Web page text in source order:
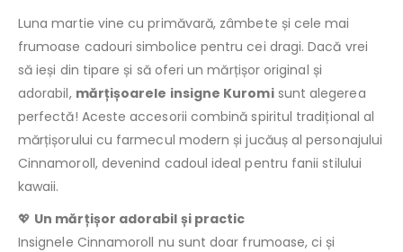
Luna martie vine cu primăvară, zâmbete și cele mai
frumoase cadouri simbolice pentru cei dragi. Dacă vrei
să ieși din tipare și să oferi un mărțișor original și
adorabil, mărțișoarele insigne Kuromisunt alegerea
perfectă! Aceste accesorii combină spiritul tradițional al
mărțișorului cu farmecul modern și jucăuș al personajului
Cinnamoroll, devenind cadoul ideal pentru fanii stilului
kawaii.
💖 Un mărțișor adorabil și practic
Insignele Cinnamoroll nu sunt doar frumoase, ci și